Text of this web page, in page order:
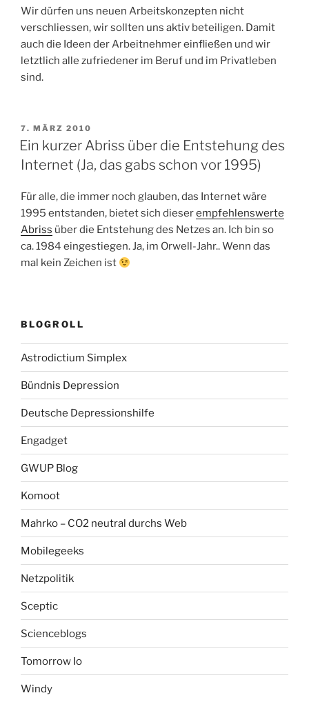
Wir dürfen uns neuen Arbeitskonzepten nicht
verschliessen, wir sollten uns aktiv beteiligen. Damit
auch die Ideen der Arbeitnehmer einfließen und wir
letztlich alle zufriedener im Beruf und im Privatleben
sind.
VERÖFFENTLICHT
AM
7. MÄRZ 2010
Ein kurzer Abriss über die Entstehung des
Internet (Ja, das gabs schon vor 1995)
Für alle, die immer noch glauben, das Internet wäre
1995 entstanden, bietet sich dieserempfehlenswerte
Abriss über die Entstehung des Netzes an. Ich bin so
ca. 1984 eingestiegen. Ja, im Orwell-Jahr.. Wenn das
mal kein Zeichen ist
BLOGROLL
Astrodictium Simplex
Bündnis Depression
Deutsche Depressionshilfe
Engadget
GWUP Blog
Komoot
Mahrko – CO2 neutral durchs Web
Mobilegeeks
Netzpolitik
Sceptic
Scienceblogs
Tomorrow Io
Windy